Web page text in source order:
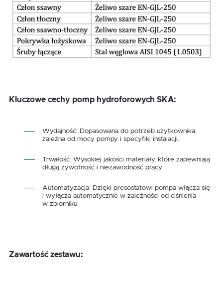
Kluczowe cechy pomp hydroforowych SKA:
Wydajność: Dopasowana do potrzeb użytkownika,
zależna od mocy pompy i specyfiki instalacji.
Trwałość: Wysokiej jakości materiały, które zapewniają
długą żywotność i niezawodność pracy.
Automatyzacja: Dzięki presostatowi pompa włącza się
i wyłącza automatycznie w zależności od ciśnienia
w zbiorniku.
Zawartość zestawu: